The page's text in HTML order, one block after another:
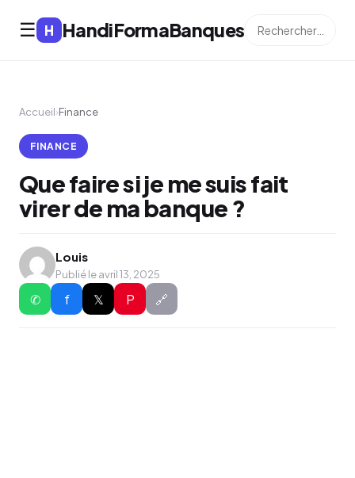
☰ H HandiFormaBanques
Accueil›Finance
FINANCE
Que faire si je me suis fait
virer de ma banque ?
Louis
Publié le avril 13, 2025
✆ f 𝕏 P 🔗